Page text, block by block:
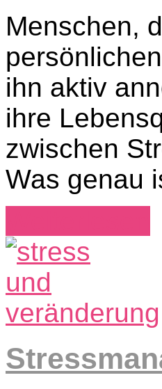
Menschen,
ihn aktiv
ihre
zwischen
Was genau